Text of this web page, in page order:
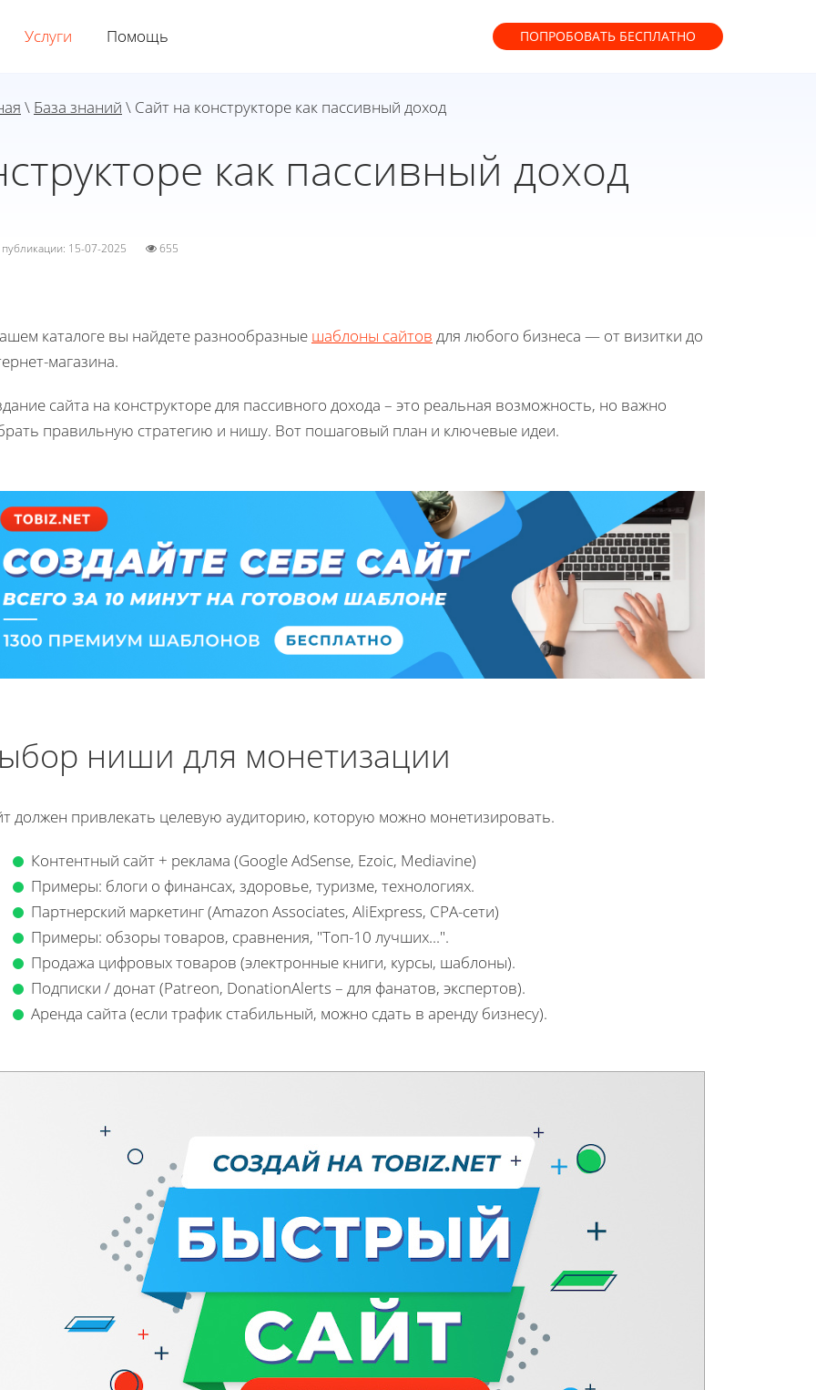
Услуги Помощь ПОПРОБОВАТЬ БЕСПЛАТНО
\ База знаний \ Сайт на конструкторе как пассивный доход
как пассивный доход
публикации: 15-07-2025 655
каталоге вы найдете разнообразные шаблоны сайтов для любого бизнеса — от визитки до
магазина.
сайта на конструкторе для пассивного дохода – это реальная возможность, но важно
правильную стратегию и нишу. Вот пошаговый план и ключевые идеи.
ниши для монетизации
должен привлекать целевую аудиторию, которую можно монетизировать.
Контентный сайт + реклама (Google AdSense, Ezoic, Mediavine)
Примеры: блоги о финансах, здоровье, туризме, технологиях.
Партнерский маркетинг (Amazon Associates, AliExpress, CPA-сети)
Примеры: обзоры товаров, сравнения, "Топ-10 лучших...".
Продажа цифровых товаров (электронные книги, курсы, шаблоны).
Подписки / донат (Patreon, DonationAlerts – для фанатов, экспертов).
Аренда сайта (если трафик стабильный, можно сдать в аренду бизнесу).